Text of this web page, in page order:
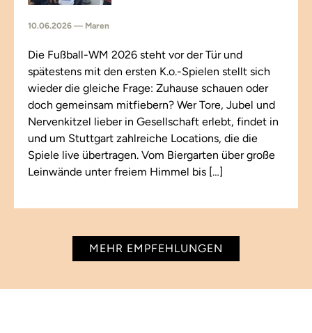
10.06.2026 — Maren
Die Fußball-WM 2026 steht vor der Tür und
spätestens mit den ersten K.o.-Spielen stellt sich
wieder die gleiche Frage: Zuhause schauen oder
doch gemeinsam mitfiebern? Wer Tore, Jubel und
Nervenkitzel lieber in Gesellschaft erlebt, findet in
und um Stuttgart zahlreiche Locations, die die
Spiele live übertragen. Vom Biergarten über große
Leinwände unter freiem Himmel bis […]
MEHR EMPFEHLUNGEN